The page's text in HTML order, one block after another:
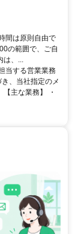
間は原則自由で
の範囲で、ご自
、...
当する営業業務
、当社指定のメ
主な業務】 ・